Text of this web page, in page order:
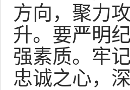
方向，聚力
升。要严明
强素质。牢
忠诚之心，